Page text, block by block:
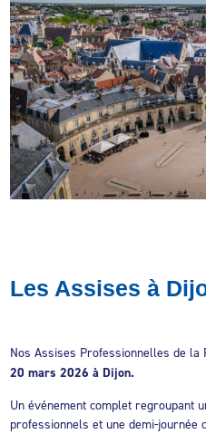
Les Assises à
Nos Assises Professionnelles de
20 mars 2026 à Dijon.
Un événement complet regroupant
professionnels et une demi-journée